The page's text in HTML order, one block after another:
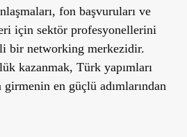
fon başvuruları ve
için sektör profesyonellerini
bir networking merkezidir.
kazanmak, Türk yapımları
en güçlü adımlarından